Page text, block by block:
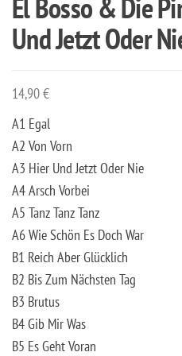
El Bosso & Die
Und Jetzt Oder
14,90€
A1 Egal
A2 Von Vorn
A3 Hier Und Jetzt Oder Nie
A4 Arsch Vorbei
A5 Tanz Tanz Tanz
A6 Wie Schön Es Doch War
B1 Reich Aber Glücklich
B2 Bis Zum Nächsten Tag
B3 Brutus
B4 Gib Mir Was
B5 Es Geht Voran